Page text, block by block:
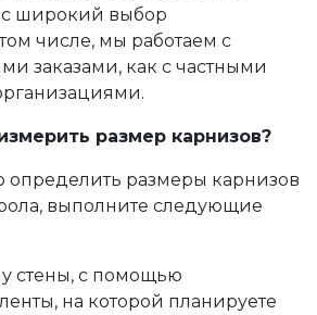
широкий выбор
числе, мы работаем с
заказами, как с частными
размер карнизов?
определить размеры карнизов
выполните следующие
стены, с помощью
на которой планируете